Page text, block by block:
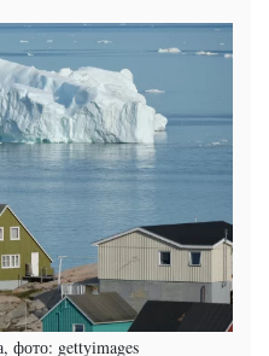
фото: gettyimages